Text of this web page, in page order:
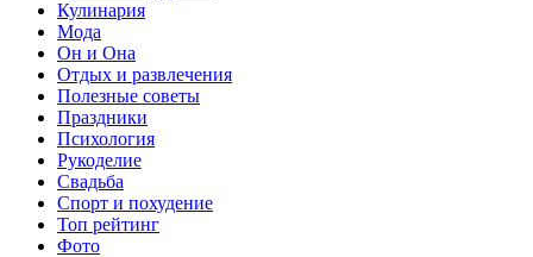
Кулинария
Мода
Он и Она
Отдых и развлечения
Полезные советы
Праздники
Психология
Рукоделие
Свадьба
Спорт и похудение
Топ рейтинг
Фото